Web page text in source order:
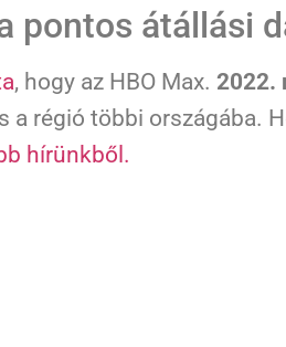
pontos átállási
, hogy az HBO Max. 2022.
a régió többi országába.
hírünkből.